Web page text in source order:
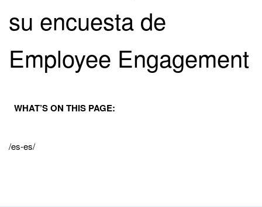
su encuesta de
Employee Engagement
WHAT’S ON THIS PAGE:
/es-es/